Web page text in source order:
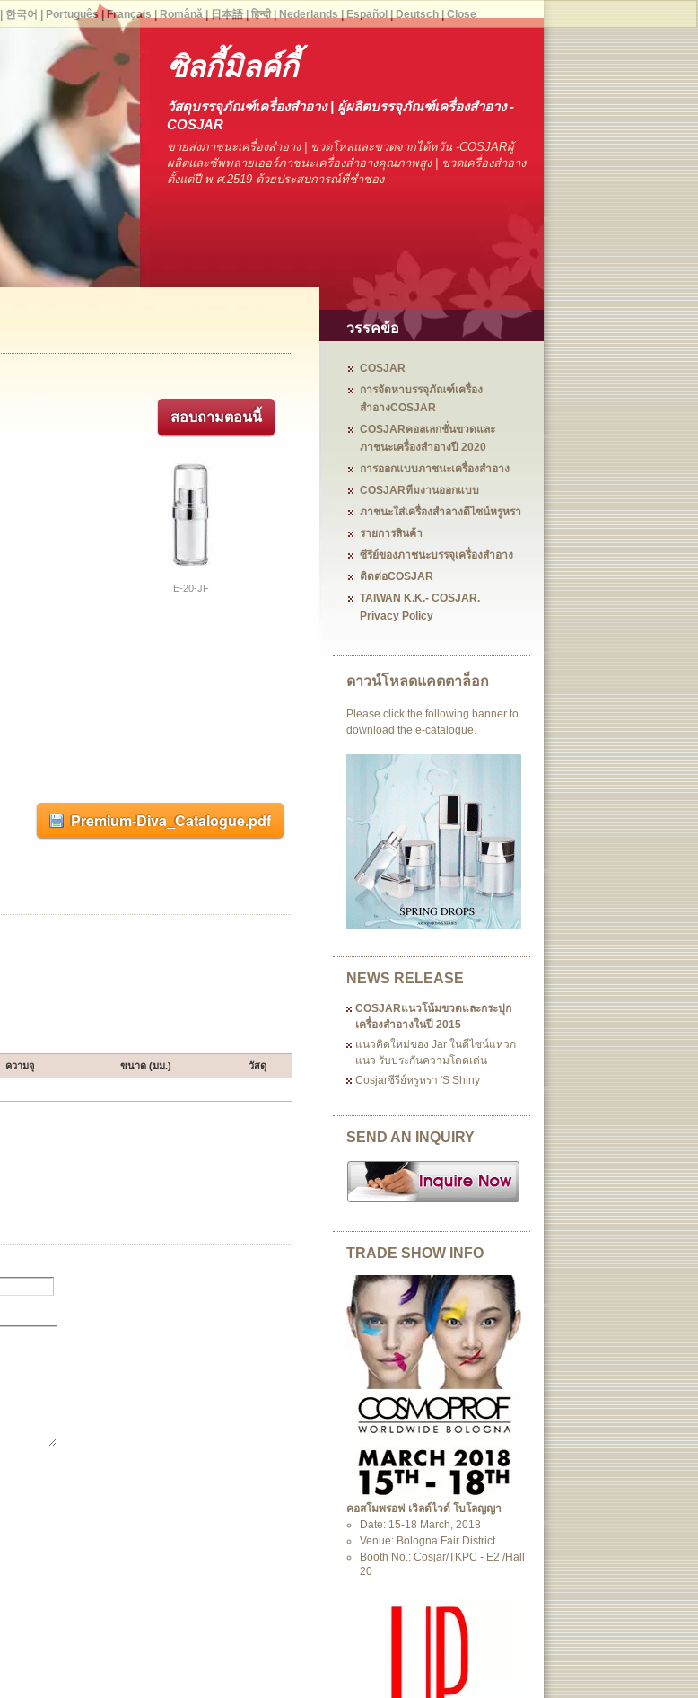
ซิลกี้มิลค์กี้
วัสดุบรรจุภัณฑ์เครื่องสำอาง | ผู้ผลิตบรรจุภัณฑ์เครื่องสำอาง -
COSJAR
ขายส่งภาชนะเครื่องสำอาง | ขวดโหลและขวดจากไต้หวัน -COSJARผู้
ผลิตและซัพพลายเออร์ภาชนะเครื่องสำอางคุณภาพสูง | ขวดเครื่องสำอาง
ตั้งแต่ปี พ.ศ.2519 ด้วยประสบการณ์ที่ช่ำชอง
สอบถามตอนนี้
E-20-JF
Premium-Diva_Catalogue.pdf
ความจุ ขนาด (มม.) วัสดุ
วรรคข้อ
COSJAR
การจัดหาบรรจุภัณฑ์เครื่อง
สำอางCOSJAR
COSJARคอลเลกชั่นขวดและ
ภาชนะเครื่องสำอางปี 2020
การออกแบบภาชนะเครื่องสำอาง
COSJARทีมงานออกแบบ
ภาชนะใส่เครื่องสำอางดีไซน์หรูหรา
รายการสินค้า
ซีรีย์ของภาชนะบรรจุเครื่องสำอาง
ติดต่อCOSJAR
TAIWAN K.K.- COSJAR.
Privacy Policy
ดาวน์โหลดแคตตาล็อก
Please click the following banner to
download the e-catalogue.
NEWS RELEASE
COSJARแนวโน้มขวดและกระปุก
เครื่องสำอางในปี 2015
แนวคิดใหม่ของ Jar ในดีไซน์แหวก
แนว รับประกันความโดดเด่น
Cosjarซีรีย์หรูหรา 's Shiny
SEND AN INQUIRY
TRADE SHOW INFO
คอสโมพรอฟ เวิลด์ไวด์ โบโลญญา
Date: 15-18 March, 2018
Venue: Bologna Fair District
Booth No.: Cosjar/TKPC - E2 /Hall
20
한국어 Português Français Română| 日本語| हिन्दी| Nederlands Español Deutsch| Close